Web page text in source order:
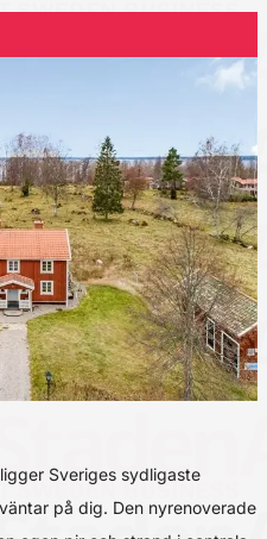
Sveriges sydligaste
på dig. Den nyrenoverade